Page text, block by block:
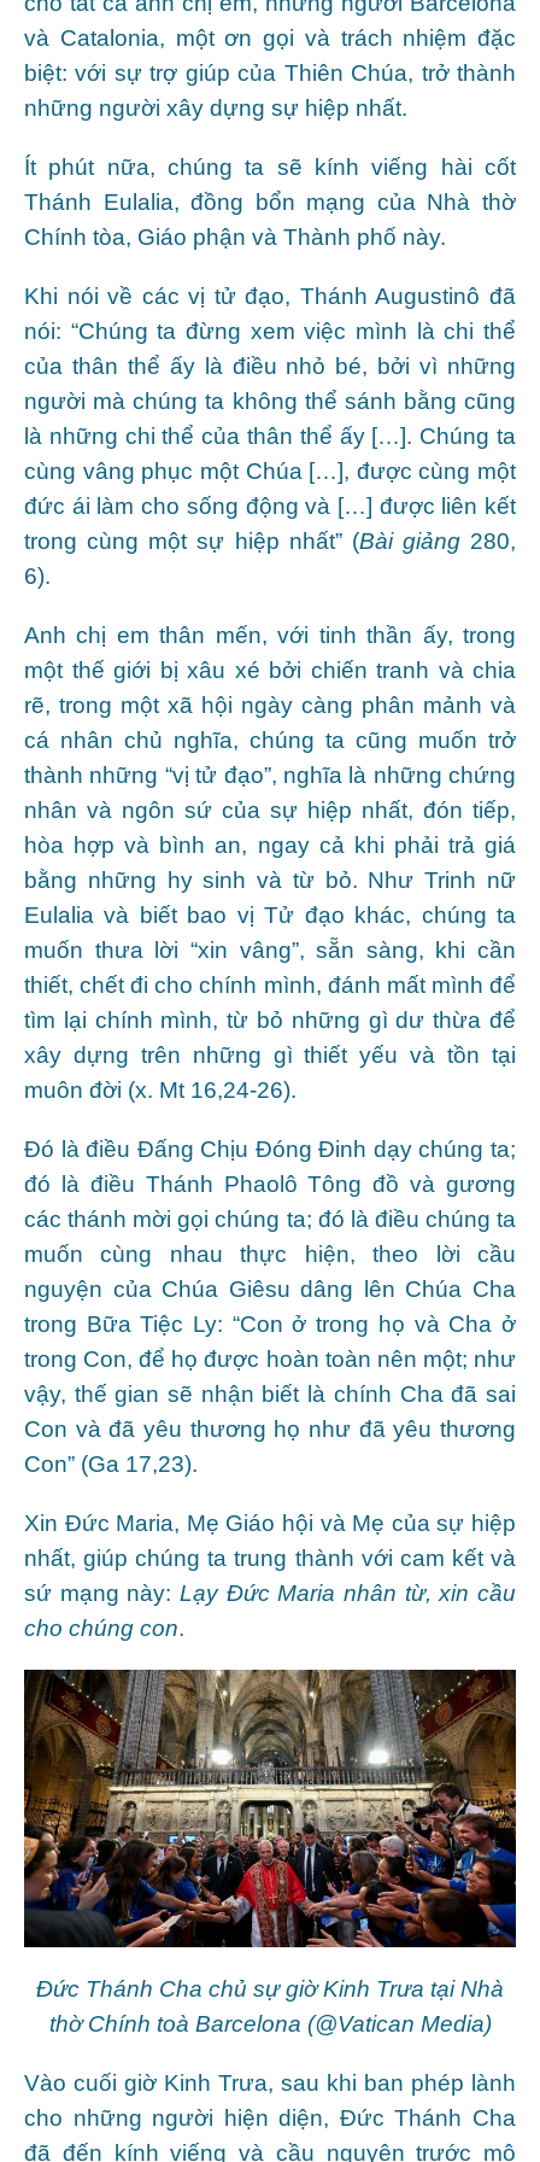
và Catalonia, một ơn gọi và trách nhiệm đặc
biệt: với sự trợ giúp của Thiên Chúa, trở thành
những người xây dựng sự hiệp nhất.
Ít phút nữa, chúng ta sẽ kính viếng hài cốt
Thánh Eulalia, đồng bổn mạng của Nhà thờ
Chính tòa, Giáo phận và Thành phố này.
Khi nói về các vị tử đạo, Thánh Augustinô đã
nói: “Chúng ta đừng xem việc mình là chi thể
của thân thể ấy là điều nhỏ bé, bởi vì những
người mà chúng ta không thể sánh bằng cũng
là những chi thể của thân thể ấy […]. Chúng ta
cùng vâng phục một Chúa […], được cùng một
đức ái làm cho sống động và […] được liên kết
trong cùng một sự hiệp nhất” (Bài giảng280,
6).
Anh chị em thân mến, với tinh thần ấy, trong
một thế giới bị xâu xé bởi chiến tranh và chia
rẽ, trong một xã hội ngày càng phân mảnh và
cá nhân chủ nghĩa, chúng ta cũng muốn trở
thành những “vị tử đạo”, nghĩa là những chứng
nhân và ngôn sứ của sự hiệp nhất, đón tiếp,
hòa hợp và bình an, ngay cả khi phải trả giá
bằng những hy sinh và từ bỏ. Như Trinh nữ
Eulalia và biết bao vị Tử đạo khác, chúng ta
muốn thưa lời “xin vâng”, sẵn sàng, khi cần
thiết, chết đi cho chính mình, đánh mất mình để
tìm lại chính mình, từ bỏ những gì dư thừa để
xây dựng trên những gì thiết yếu và tồn tại
muôn đời (x. Mt 16,24-26).
Đó là điều Đấng Chịu Đóng Đinh dạy chúng ta;
đó là điều Thánh Phaolô Tông đồ và gương
các thánh mời gọi chúng ta; đó là điều chúng ta
muốn cùng nhau thực hiện, theo lời cầu
nguyện của Chúa Giêsu dâng lên Chúa Cha
trong Bữa Tiệc Ly: “Con ở trong họ và Cha ở
trong Con, để họ được hoàn toàn nên một; như
vậy, thế gian sẽ nhận biết là chính Cha đã sai
Con và đã yêu thương họ như đã yêu thương
Con” (Ga 17,23).
Xin Đức Maria, Mẹ Giáo hội và Mẹ của sự hiệp
nhất, giúp chúng ta trung thành với cam kết và
sứ mạng này: Lạy Đức Maria nhân từ, xin cầu
cho chúng con.
Đức Thánh Cha chủ sự giờ Kinh Trưa tại Nhà
thờ Chính toà Barcelona (@Vatican Media)
Vào cuối giờ Kinh Trưa, sau khi ban phép lành
cho những người hiện diện, Đức Thánh Cha
đã đến kính viếng và cầu nguyện trước mộ